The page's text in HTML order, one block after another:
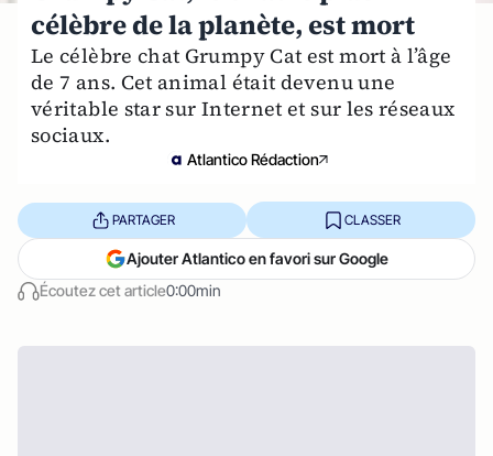
célèbre de la planète, est mort
Le célèbre chat Grumpy Cat est mort à l’âge
de 7 ans. Cet animal était devenu une
véritable star sur Internet et sur les réseaux
sociaux.
Atlantico Rédaction
Écoutez cet article0:00min
PARTAGER CLASSER
Ajouter Atlantico en favori sur Google